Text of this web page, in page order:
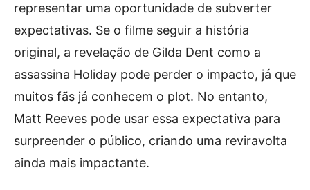
representar uma oportunidade de subverter
expectativas. Se o filme seguir a história
original, a revelação de Gilda Dent como a
assassina Holiday pode perder o impacto, já que
muitos fãs já conhecem o plot. No entanto,
Matt Reeves pode usar essa expectativa para
surpreender o público, criando uma reviravolta
ainda mais impactante.